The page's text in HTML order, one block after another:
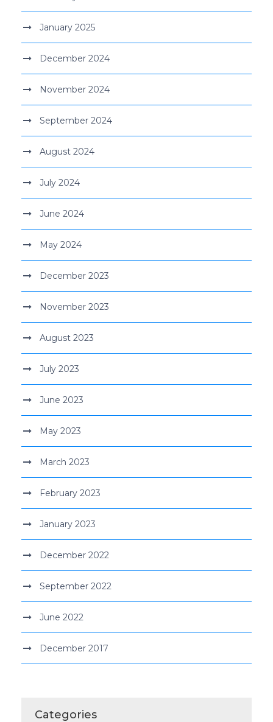
January 2025
December 2024
November 2024
September 2024
August 2024
July 2024
June 2024
May 2024
December 2023
November 2023
August 2023
July 2023
June 2023
May 2023
March 2023
February 2023
January 2023
December 2022
September 2022
June 2022
December 2017
Categories